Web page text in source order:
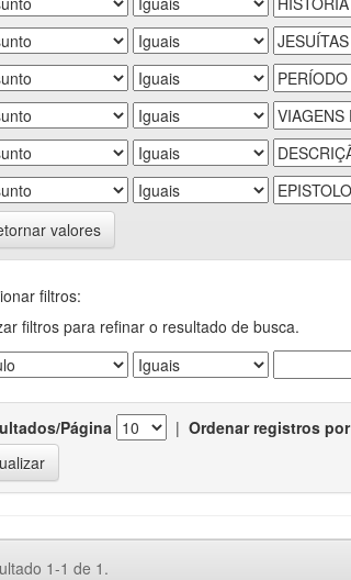
valores
filtros:
filtros para refinar o resultado de busca.
Página | Ordenar registros por
1-1 de 1.